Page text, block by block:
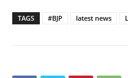
TAGS #BJP latest news